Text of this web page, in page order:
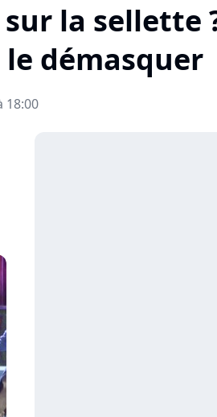
la sellette
démasquer
18:00